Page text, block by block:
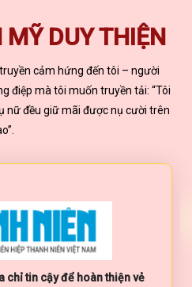
DUY THIỆN
cảm hứng đến tôi – người
điệp mà tôi muốn truyền tải: “Tôi
nữ đều giữ mãi được nụ cười trên
chỉ tin cậy để hoàn thiện vẻ